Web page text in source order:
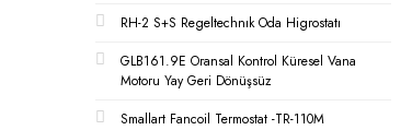
RH-2 S+S Regeltechnık Oda Higrostatı
GLB161.9E Oransal Kontrol Küresel Vana
Motoru Yay Geri Dönüşsüz
Smallart Fancoil Termostat -TR-110M